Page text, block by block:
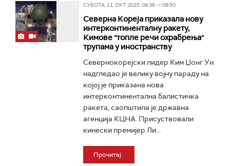
СУБОТА, 11. ОКТ 2025, 08:36 -> 08:50
Северна Кореја приказала нову
интерконтиненталну ракету,
Кимове "топле речи охрабрења"
трупама у иностранству
Севернокорејски лидер Ким Џонг Ун
надгледао је велику војну параду на
којој је приказана нова
интерконтинентална балистичка
ракета, саопштила је државна
агенција КЦНА. Присуствовали
кинески премијер Ли...
Прочитај